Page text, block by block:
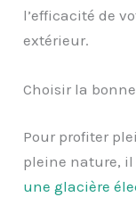
l’efficacité de
extérieur.
Choisir la
Pour profiter
pleine nature,
une glacière